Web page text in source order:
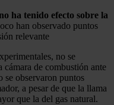
ha tenido efecto sobre la
han observado puntos
relevante
no se
cámara de combustión ante
se observaron puntos
a pesar de que la llama
que la del gas natural.